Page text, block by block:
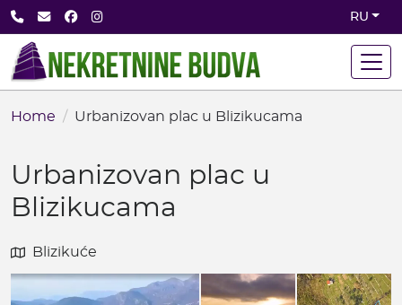
Skip
to
main
content
+382 68 891 710
office@nekretninebudva.com
FacebookInstagram RU
Home Urbanizovan plac u Blizikucama
Urbanizovan plac u
Blizikucama
Blizikuće